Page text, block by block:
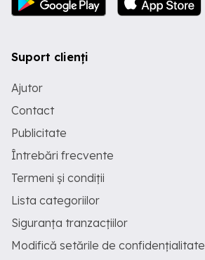
Suport clienți
Ajutor
Contact
Publicitate
Întrebări frecvente
Termeni și condiții
Lista categoriilor
Siguranța tranzacțiilor
Modifică setările de confidențialitate